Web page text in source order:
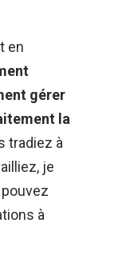
en
gérer
la
tradiez à
je
à